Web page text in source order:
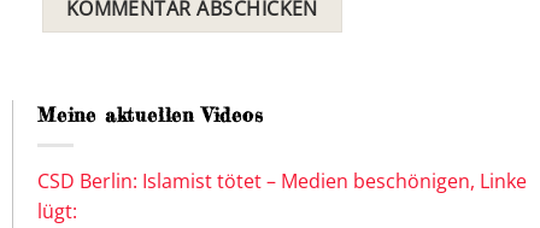
Meine aktuellen Videos
CSD Berlin: Islamist tötet – Medien beschönigen, Linke
lügt: